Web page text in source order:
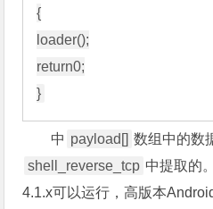
{
loader();
return0;
中 payload[] 数组中的数
shell_reverse_tcp 中提取的
4.1.x可以运行，高版本